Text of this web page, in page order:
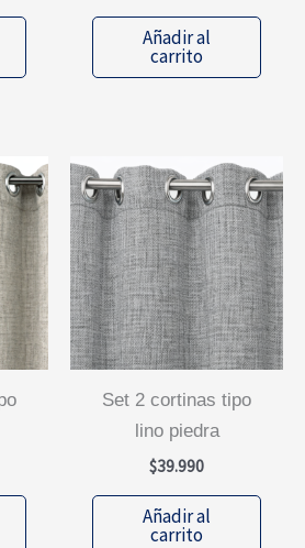
Añadir al
carrito
set 2 cortinas tipo
lino piedra
$39.990
Añadir al
carrito